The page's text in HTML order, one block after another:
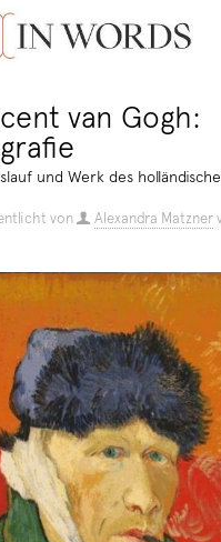
van Gogh:
und Werk des
von Alexandra Matzner